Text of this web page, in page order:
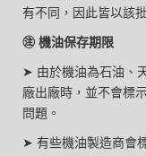
有不同，因此皆以該
㊟ 機油保存期限
➤ 由於機油為石油、
廠出廠時，並不會標
問題。
➤ 有些機油製造商會